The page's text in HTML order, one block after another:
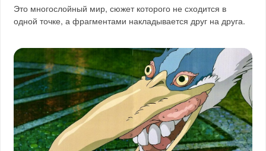
Это многослойный мир, сюжет которого не сходится в
одной точке, а фрагментами накладывается друг на друга.